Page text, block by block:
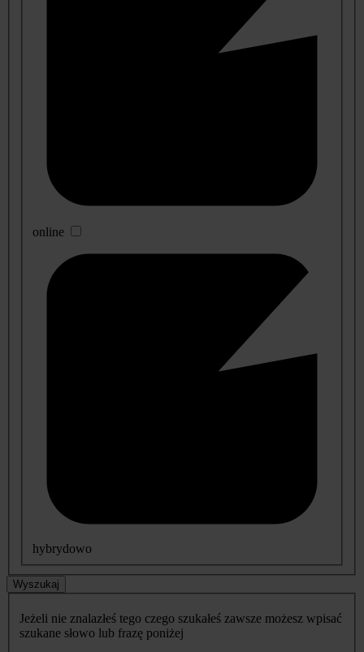
online
hybrydowo
Wyszukaj
Jeżeli nie znalazłeś tego czego szukałeś zawsze możesz wpisać
szukane słowo lub frazę poniżej